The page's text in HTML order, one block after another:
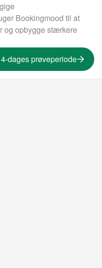
Bookingmood til at
og opbygge stærkere
dages prøveperiode